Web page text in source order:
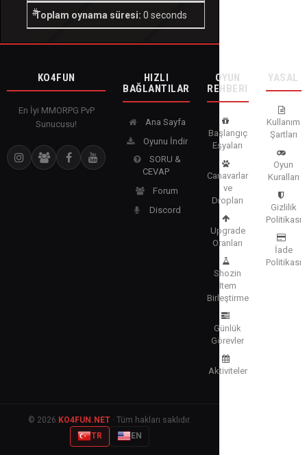
Toplam oynama süresi: 0 seconds
KO4FUN
En İyi MMORPG PvP
Sunucusu!
HIZLI
BAĞLANTILAR
Ana Sayfa
Oyunu İndir
SORU &
CEVAP
Forum
Discord
OYUN
REHBERI
Başlangıç
Eşyaları
Canavarlar
ve
Dropları
Upgrade
Oranları
Shozin
Item
Birleştirme
Günlük
Görevler
Aktiviteler
YASAL
Kullanım
Şartları
Oyun
Kuralları
Gizlilik
Politikası
İade
Politikası
© 2026 KO4FUN.NET · Tüm hakları saklıdır.
TR
EN